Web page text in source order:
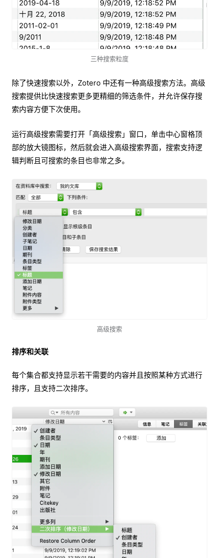
三种搜索粒度
除了快速搜索以外，Zotero 中还有一种高级搜索方法。高级
搜索提供比快速搜索更多更精细的筛选条件，并允许保存搜
索内容方便下次使用。
运行高级搜索需要打开「高级搜索」窗口，单击中心窗格顶
部的放大镜图标，然后就会进入高级搜索界面，搜索支持逻
辑判断且可搜索的条目也非常之多。
高级搜索
排序和关联
每个集合都支持显示若干需要的内容并且按照某种方式进行
排序，且支持二次排序。